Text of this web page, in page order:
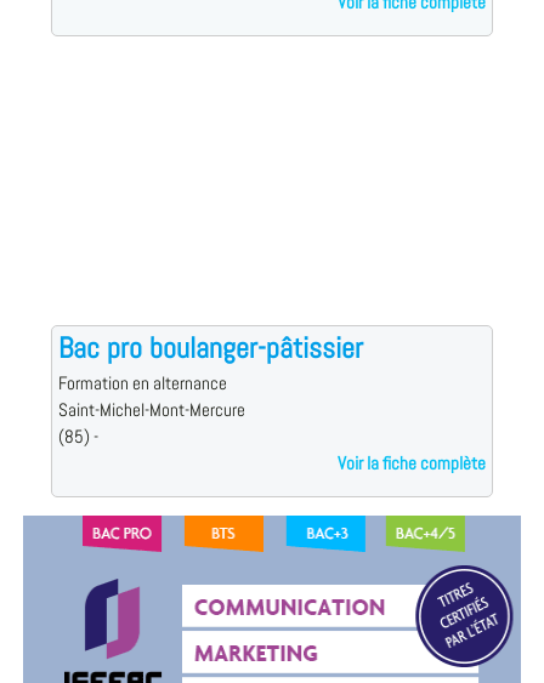
Bac pro boulanger-pâtissier
Formation en alternance
Saint-Michel-Mont-Mercure
(85) -
Voir la fiche complète